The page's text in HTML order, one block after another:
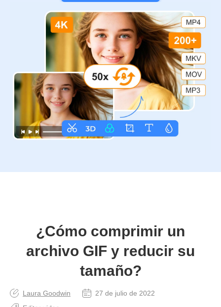
¿Cómo comprimir un
archivo GIF y reducir su
tamaño?
Laura Goodwin
27 de julio de 2022